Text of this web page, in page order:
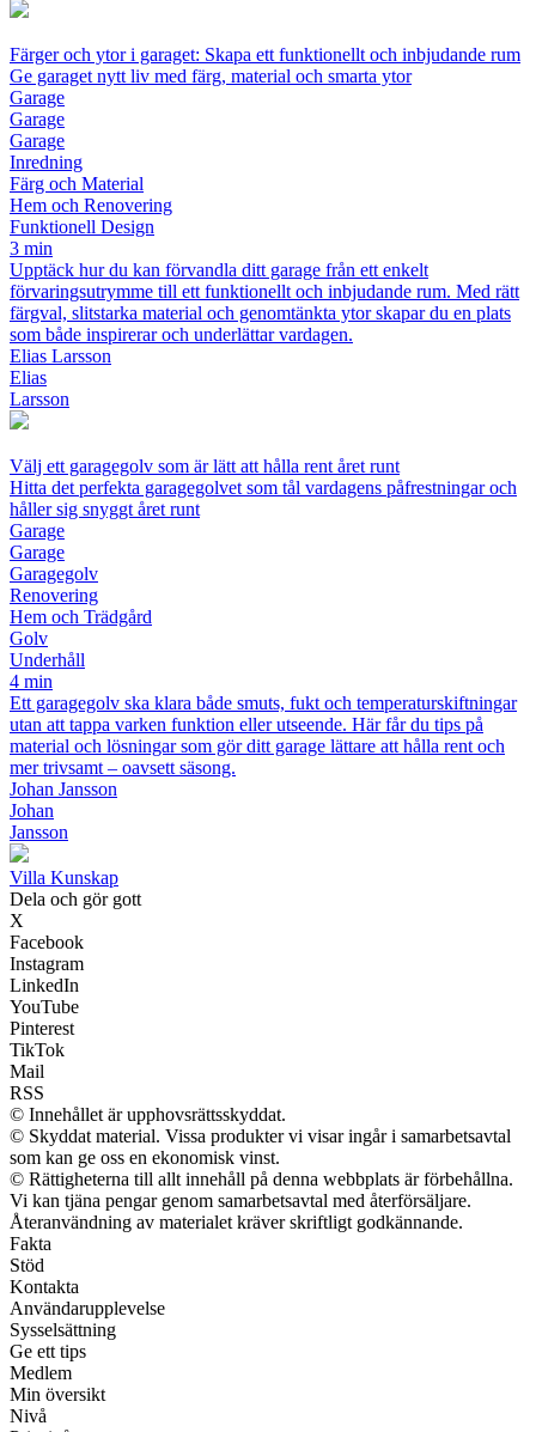
Färger och ytor i garaget: Skapa ett funktionellt och inbjudande rum
Ge garaget nytt liv med färg, material och smarta ytor
Garage
Garage
Garage
Inredning
Färg och Material
Hem och Renovering
Funktionell Design
3 min
Upptäck hur du kan förvandla ditt garage från ett enkelt
förvaringsutrymme till ett funktionellt och inbjudande rum. Med rätt
färgval, slitstarka material och genomtänkta ytor skapar du en plats
som både inspirerar och underlättar vardagen.
Elias Larsson
Elias
Larsson
Välj ett garagegolv som är lätt att hålla rent året runt
Hitta det perfekta garagegolvet som tål vardagens påfrestningar och
håller sig snyggt året runt
Garage
Garage
Garagegolv
Renovering
Hem och Trädgård
Golv
Underhåll
4 min
Ett garagegolv ska klara både smuts, fukt och temperaturskiftningar
utan att tappa varken funktion eller utseende. Här får du tips på
material och lösningar som gör ditt garage lättare att hålla rent och
mer trivsamt – oavsett säsong.
Johan Jansson
Johan
Jansson
Villa Kunskap
Dela och gör gott
X
Facebook
Instagram
LinkedIn
YouTube
Pinterest
TikTok
Mail
RSS
© Innehållet är upphovsrättsskyddat.
© Skyddat material. Vissa produkter vi visar ingår i samarbetsavtal
som kan ge oss en ekonomisk vinst.
© Rättigheterna till allt innehåll på denna webbplats är förbehållna.
Vi kan tjäna pengar genom samarbetsavtal med återförsäljare.
Återanvändning av materialet kräver skriftligt godkännande.
Fakta
Stöd
Kontakta
Användarupplevelse
Sysselsättning
Ge ett tips
Medlem
Min översikt
Nivå